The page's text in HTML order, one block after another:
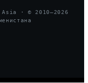
Asia · © 2010—2026